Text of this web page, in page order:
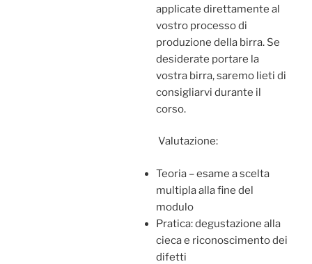
applicate direttamente al
vostro processo di
produzione della birra. Se
desiderate portare la
vostra birra, saremo lieti di
consigliarvi durante il
corso.
Valutazione:
Teoria – esame a scelta
multipla alla fine del
modulo
Pratica: degustazione alla
cieca e riconoscimento dei
difetti